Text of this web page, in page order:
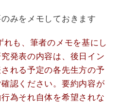
みをメモしておきます
れも、筆者のメモを基にし
発表の内容は、後日イン
れる予定の各先生方の予
認ください。要約内容が
為それ自体を希望されな